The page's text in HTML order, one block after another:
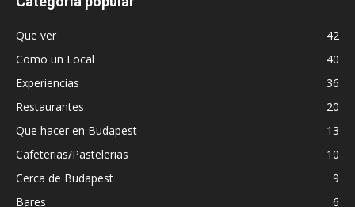
Que ver
42
Como un Local
40
Experiencias
36
Restaurantes
20
Que hacer en Budapest
13
Cafeterias/Pastelerias
10
Cerca de Budapest
9
Bares
6